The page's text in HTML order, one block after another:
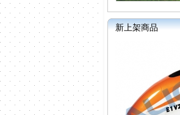
新上架商品